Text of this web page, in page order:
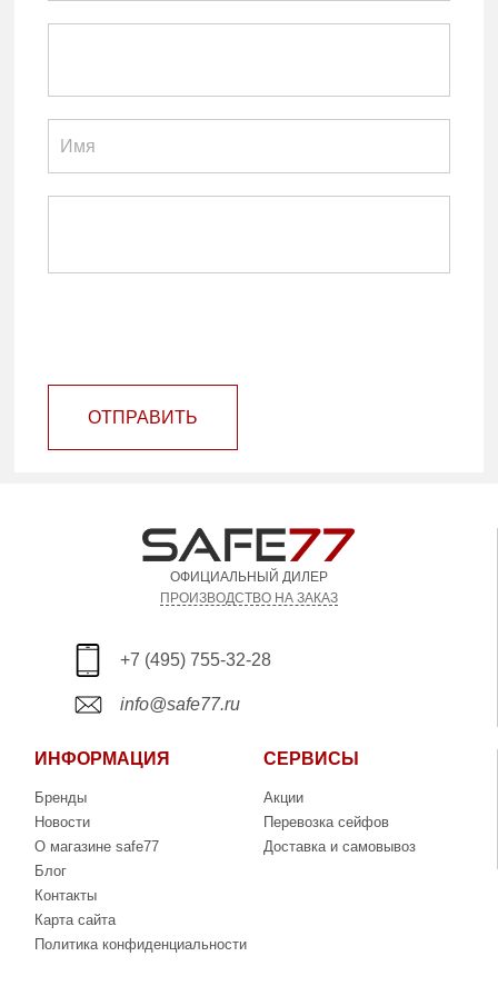
ОТПРАВИТЬ
ОФИЦИАЛЬНЫЙ ДИЛЕР
ПРОИЗВОДСТВО НА ЗАКАЗ
+7 (495) 755-32-28
info@safe77.ru
ИНФОРМАЦИЯ
Бренды
Новости
О магазине safe77
Блог
Контакты
Карта сайта
Политика конфиденциальности
СЕРВИСЫ
Акции
Перевозка сейфов
Доставка и самовывоз